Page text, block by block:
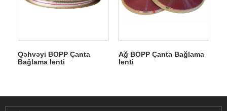
Qəhvəyi BOPP Çanta
Bağlama lenti
Ağ BOPP Çanta Bağlama
lenti